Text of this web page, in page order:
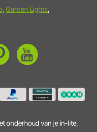
, Garden Lights,
onderhoud van je in-lite,